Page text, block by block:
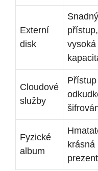
Externí
disk
Snadný
přístup,
vysoká
Cloudové
služby
Přístup
Fyzické
album
krásná